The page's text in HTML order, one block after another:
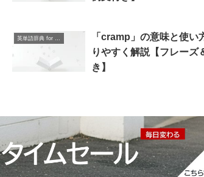
英単語辞典 for Beginners
「cramp」の意味と使い
りやすく解説【フレーズ
き】